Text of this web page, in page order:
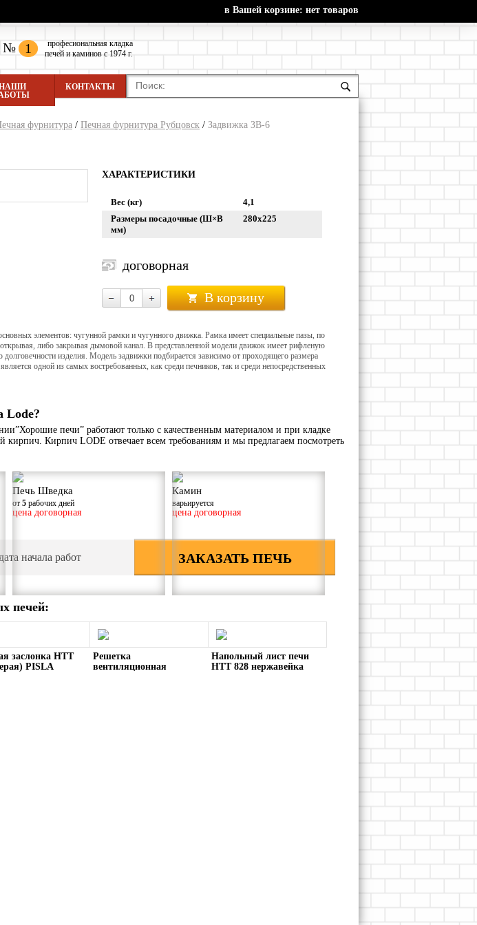
в Вашей корзине: нет товаров
№ 1
професиональная кладка
печей и каминов с 1974 г.
КОНТАКТЫ
фурнитура / Печная фурнитура Рубцовск / Задвижка ЗВ-6
ХАРАКТЕРИСТИКИ
Вес (кг)
4,1
Размеры посадочные (Ш×В
мм)
280х225
договорная
В корзину
элементов: чугунной рамки и чугунного движка. Рамка имеет специальные пазы, по
либо закрывая дымовой канал. В представленной модели движок имеет рифленую
долговечности изделия. Модель задвижки подбирается зависимо от проходящего размера
одной из самых востребованных, как среди печников, так и среди непосредственных
Lode?
печи” работают только с качественным материалом и при кладке
Кирпич LODE отвечает всем требованиям и мы предлагаем посмотреть
Печь Шведка
от 5 рабочих дней
цена договорная
Камин
варьируется
цена договорная
начала работ ЗАКАЗАТЬ ПЕЧЬ
печей:
заслонка HTT
PISLA
Решетка
вентиляционная
Напольный лист печи
HTT 828 нержавейка